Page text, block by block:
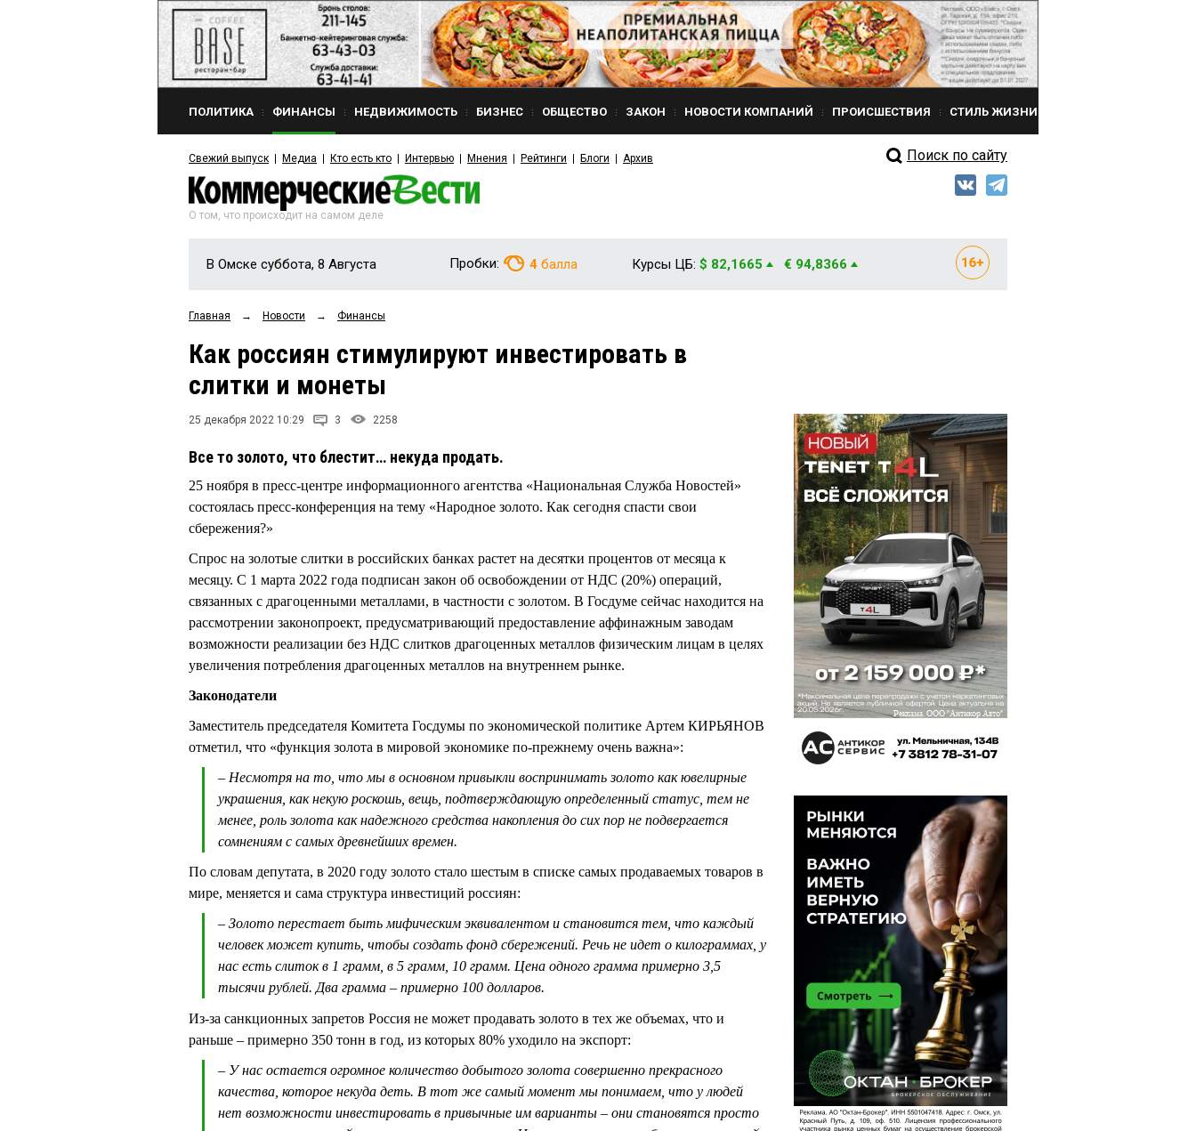
ПОЛИТИКА ФИНАНСЫ НЕДВИЖИМОСТЬ БИЗНЕС ОБЩЕСТВО ЗАКОН НОВОСТИ КОМПАНИЙ ПРОИСШЕСТВИЯ СТИЛЬ ЖИЗНИ
Свежий выпуск Медиа Кто есть кто Интервью Мнения Рейтинги Блоги Архив Поиск по сайту
О том, что происходит на самом деле
В Омске суббота, 8 Августа Пробки: 4 балла Курсы ЦБ: $ 82,1665 € 94,8366
Главная → Новости → Финансы
Как россиян стимулируют инвестировать в
слитки и монеты
25 декабря 2022 10:29 3 2258
Все то золото, что блестит… некуда продать.
25 ноября в пресс-центре информационного агентства «Национальная Служба Новостей»
состоялась пресс-конференция на тему «Народное золото. Как сегодня спасти свои
сбережения?»
Спрос на золотые слитки в российских банках растет на десятки процентов от месяца к
месяцу. С 1 марта 2022 года подписан закон об освобождении от НДС (20%) операций,
связанных с драгоценными металлами, в частности с золотом. В Госдуме сейчас находится на
рассмотрении законопроект, предусматривающий предоставление аффинажным заводам
возможности реализации без НДС слитков драгоценных металлов физическим лицам в целях
увеличения потребления драгоценных металлов на внутреннем рынке.
Законодатели
Заместитель председателя Комитета Госдумы по экономической политике Артем КИРЬЯНОВ
отметил, что «функция золота в мировой экономике по-прежнему очень важна»:
– Несмотря на то, что мы в основном привыкли воспринимать золото как ювелирные
украшения, как некую роскошь, вещь, подтверждающую определенный статус, тем не
менее, роль золота как надежного средства накопления до сих пор не подвергается
сомнениям с самых древнейших времен.
По словам депутата, в 2020 году золото стало шестым в списке самых продаваемых товаров в
мире, меняется и сама структура инвестиций россиян:
– Золото перестает быть мифическим эквивалентом и становится тем, что каждый
человек может купить, чтобы создать фонд сбережений. Речь не идет о килограммах, у
нас есть слиток в 1 грамм, в 5 грамм, 10 грамм. Цена одного грамма примерно 3,5
тысячи рублей. Два грамма – примерно 100 долларов.
Из-за санкционных запретов Россия не может продавать золото в тех же объемах, что и
раньше – примерно 350 тонн в год, из которых 80% уходило на экспорт:
– У нас остается огромное количество добытого золота совершенно прекрасного
качества, которое некуда деть. В тот же самый момент мы понимаем, что у людей
нет возможности инвестировать в привычные им варианты – они становятся просто